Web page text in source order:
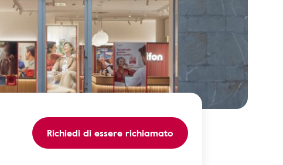
Richiedi di essere richiamato